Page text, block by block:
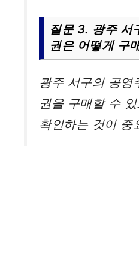
질문 3. 광주 서
권은 어떻게 구
광주 서구의 공영
권을 구매할 수
확인하는 것이 중